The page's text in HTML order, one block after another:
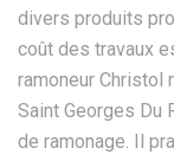
divers produits
coût des travaux
ramoneur Christol
Saint Georges Du
de ramonage. Il